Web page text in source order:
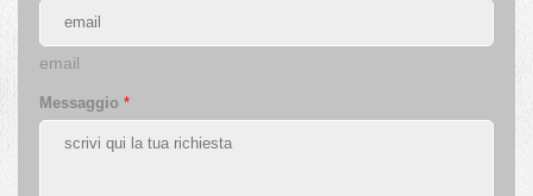
email
Messaggio *